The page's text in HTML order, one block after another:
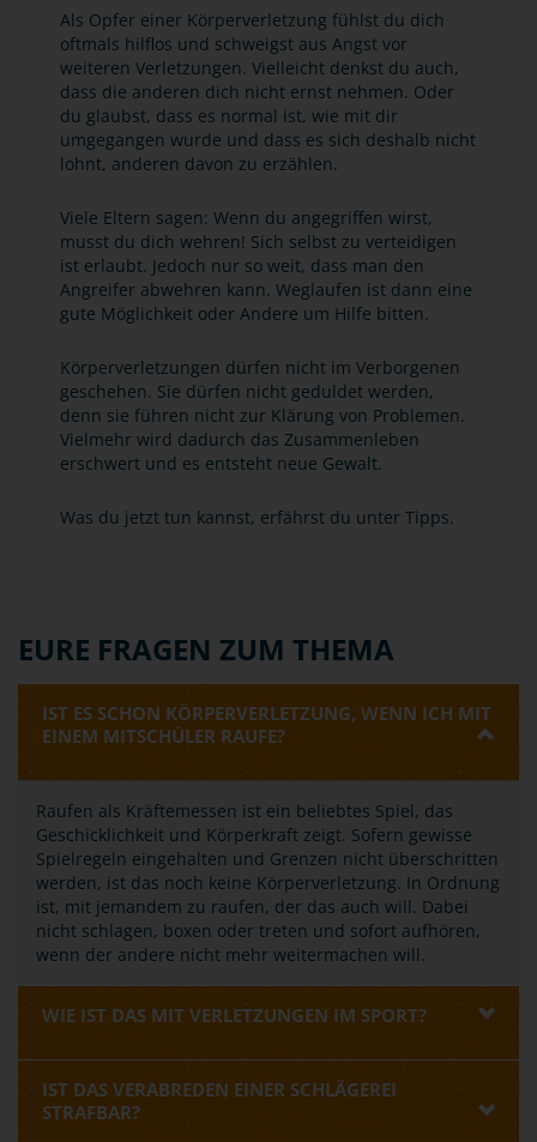
Als Opfer einer Körperverletzung fühlst du dich
oftmals hilflos und schweigst aus Angst vor
weiteren Verletzungen. Vielleicht denkst du auch,
dass die anderen dich nicht ernst nehmen. Oder
du glaubst, dass es normal ist, wie mit dir
umgegangen wurde und dass es sich deshalb nicht
lohnt, anderen davon zu erzählen.
Viele Eltern sagen: Wenn du angegriffen wirst,
musst du dich wehren! Sich selbst zu verteidigen
ist erlaubt. Jedoch nur so weit, dass man den
Angreifer abwehren kann. Weglaufen ist dann eine
gute Möglichkeit oder Andere um Hilfe bitten.
Körperverletzungen dürfen nicht im Verborgenen
geschehen. Sie dürfen nicht geduldet werden,
denn sie führen nicht zur Klärung von Problemen.
Vielmehr wird dadurch das Zusammenleben
erschwert und es entsteht neue Gewalt.
Was du jetzt tun kannst, erfährst du unter Tipps.
EURE FRAGEN ZUM THEMA
IST ES SCHON KÖRPERVERLETZUNG, WENN ICH MIT
EINEM MITSCHÜLER RAUFE?
Raufen als Kräftemessen ist ein beliebtes Spiel, das
Geschicklichkeit und Körperkraft zeigt. Sofern gewisse
Spielregeln eingehalten und Grenzen nicht überschritten
werden, ist das noch keine Körperverletzung. In Ordnung
ist, mit jemandem zu raufen, der das auch will. Dabei
nicht schlagen, boxen oder treten und sofort aufhören,
wenn der andere nicht mehr weitermachen will.
WIE IST DAS MIT VERLETZUNGEN IM SPORT?
IST DAS VERABREDEN EINER SCHLÄGEREI
STRAFBAR?